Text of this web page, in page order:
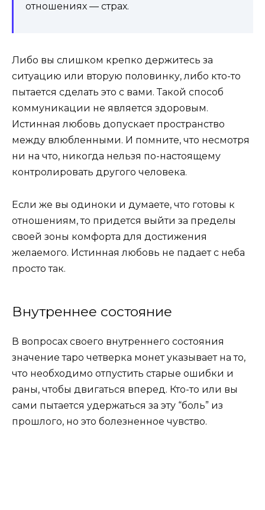
отношениях — страх.
Либо вы слишком крепко держитесь за
ситуацию или вторую половинку, либо кто-то
пытается сделать это с вами. Такой способ
коммуникации не является здоровым.
Истинная любовь допускает пространство
между влюбленными. И помните, что несмотря
ни на что, никогда нельзя по-настоящему
контролировать другого человека.
Если же вы одиноки и думаете, что готовы к
отношениям, то придется выйти за пределы
своей зоны комфорта для достижения
желаемого. Истинная любовь не падает с неба
просто так.
Внутреннее состояние
В вопросах своего внутреннего состояния
значение таро четверка монетуказывает на то,
что необходимо отпустить старые ошибки и
раны, чтобы двигаться вперед. Кто-то или вы
сами пытается удержаться за эту “боль” из
прошлого, но это болезненное чувство.